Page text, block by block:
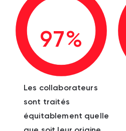
97%
Les collaborateurs
sont traités
équitablement quelle